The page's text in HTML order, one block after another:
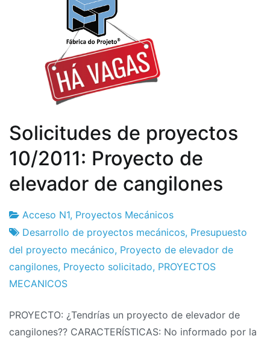
Solicitudes de proyectos
10/2011: Proyecto de
elevador de cangilones
Fábrica
de
proyectos
25
de
October
de
Acceso N1, Proyectos Mecánicos
Desarrollo de proyectos mecánicos, Presupuesto
del proyecto mecánico, Proyecto de elevador de
cangilones, Proyecto solicitado, PROYECTOS
MECANICOS
PROYECTO: ¿Tendrías un proyecto de elevador de
cangilones?? CARACTERÍSTICAS: No informado por la